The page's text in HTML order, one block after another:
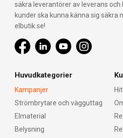
säkra leverantörer av leverans
kunder ska kunna känna sig säkra
elbutik.se!
Huvudkategorier
Kampanjer
Strömbrytare och vägguttag
Elmaterial
Belysning